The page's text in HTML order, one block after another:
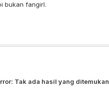
bukan fangirl.
Tak ada hasil yang ditemukan